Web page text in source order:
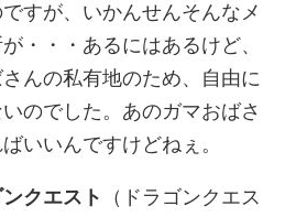
すが、いかんせんそんなメ
・・・あるにはあるけど、
んの私有地のため、自由に
のでした。あのガマおばさ
いいんですけどねぇ。
クエスト
（ドラゴンクエス